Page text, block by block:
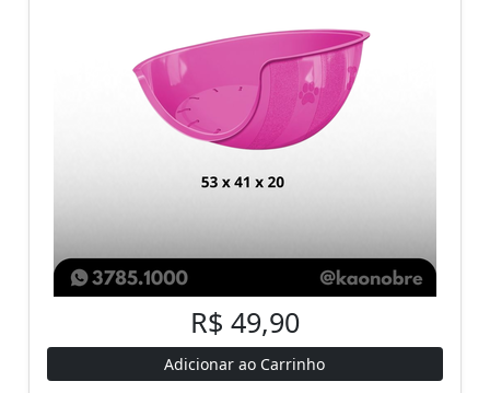
R$ 49,90
Adicionar ao Carrinho